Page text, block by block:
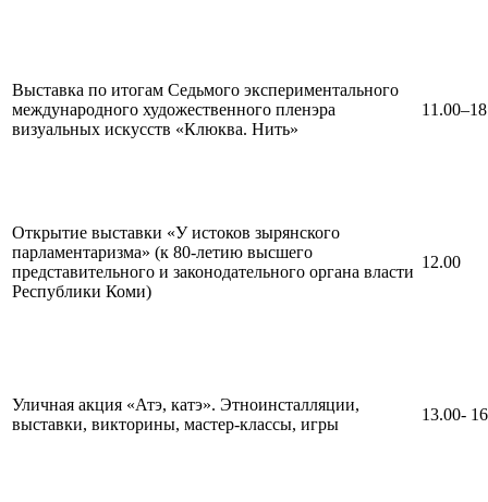
Выставка по итогам Седьмого экспериментального
международного художественного пленэра
визуальных искусств «Клюква. Нить»
Открытие выставки «У истоков зырянского
парламентаризма» (к 80-летию высшего
представительного и законодательного органа власти
Республики Коми)
12.00
Уличная акция «Атэ, катэ». Этноинсталляции,
выставки, викторины, мастер-классы, игры
13.00-